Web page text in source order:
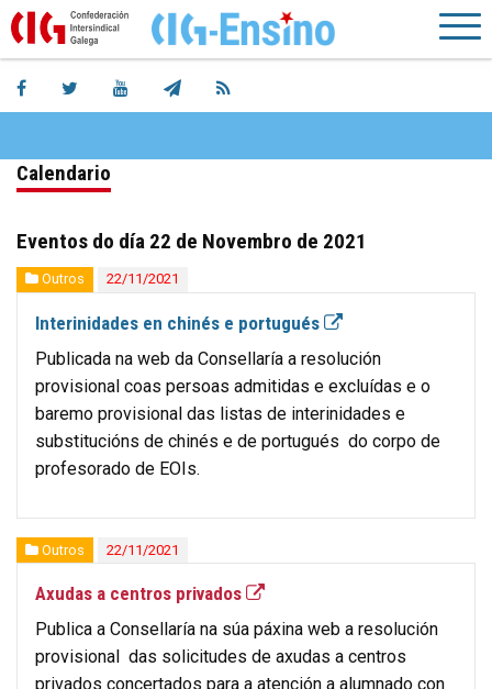
Calendario
Eventos do día 22 de Novembro de 2021
Outros 22/11/2021
Interinidades en chinés e portugués
Publicada na web da Consellaría a resolución
provisional coas persoas admitidas e excluídas e o
baremo provisional das listas de interinidades e
substitucións de chinés e de portugués do corpo de
profesorado de EOIs.
Outros 22/11/2021
Axudas a centros privados
Publica a Consellaría na súa páxina web a resolución
provisional das solicitudes de axudas a centros
privados concertados para a atención a alumnado con